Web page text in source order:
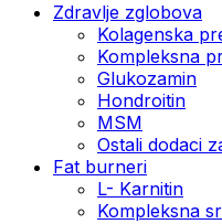
Zdravlje zglobova
Kolagenska
Kompleksna
Glukozamin
Hondroitin
MSM
Ostali dodaci
Fat burneri
L- Karnitin
Kompleksna